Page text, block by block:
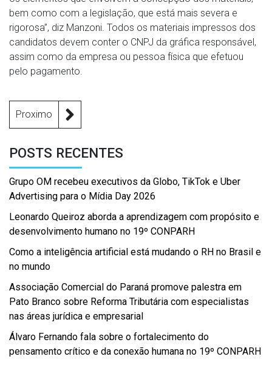
bem como com a legislação, que está mais severa e
rigorosa”, diz Manzoni. Todos os materiais impressos dos
candidatos devem conter o CNPJ da gráfica responsável,
assim como da empresa ou pessoa física que efetuou
pelo pagamento.
Proximo
POSTS RECENTES
Grupo OM recebeu executivos da Globo, TikTok e Uber
Advertising para o Mídia Day 2026
Leonardo Queiroz aborda a aprendizagem com propósito e
desenvolvimento humano no 19º CONPARH
Como a inteligência artificial está mudando o RH no Brasil e
no mundo
Associação Comercial do Paraná promove palestra em
Pato Branco sobre Reforma Tributária com especialistas
nas áreas jurídica e empresarial
Álvaro Fernando fala sobre o fortalecimento do
pensamento crítico e da conexão humana no 19º CONPARH